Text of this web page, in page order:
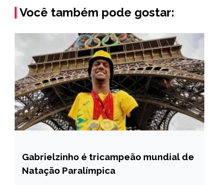
Você também pode gostar:
BRASIL
ESPORTES
Gabrielzinho é tricampeão mundial de
Natação Paralímpica